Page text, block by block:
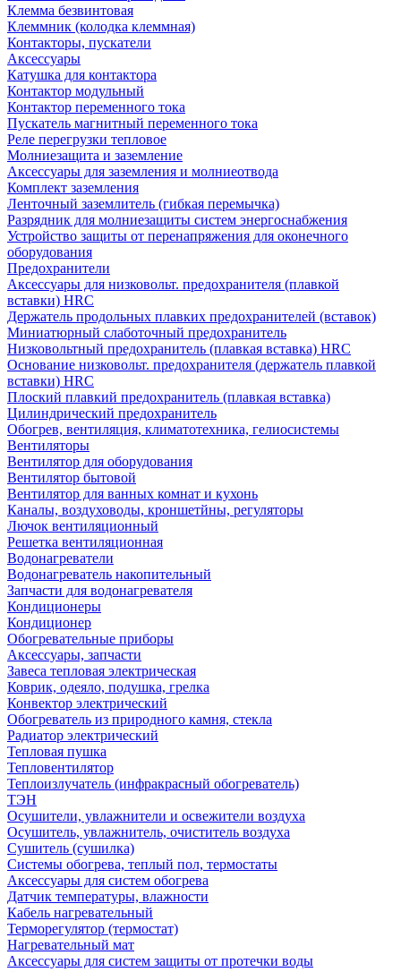
Клемма безвинтовая
Клеммник (колодка клеммная)
Контакторы, пускатели
Аксессуары
Катушка для контактора
Контактор модульный
Контактор переменного тока
Пускатель магнитный переменного тока
Реле перегрузки тепловое
Молниезащита и заземление
Аксессуары для заземления и молниеотвода
Комплект заземления
Ленточный заземлитель (гибкая перемычка)
Разрядник для молниезащиты систем энергоснабжения
Устройство защиты от перенапряжения для оконечного
оборудования
Предохранители
Аксессуары для низковольт. предохранителя (плавкой
вставки) HRC
Держатель продольных плавких предохранителей (вставок)
Миниатюрный слаботочный предохранитель
Низковольтный предохранитель (плавкая вставка) HRC
Основание низковольт. предохранителя (держатель плавкой
вставки) HRC
Плоский плавкий предохранитель (плавкая вставка)
Цилиндрический предохранитель
Обогрев, вентиляция, климатотехника, гелиосистемы
Вентиляторы
Вентилятор для оборудования
Вентилятор бытовой
Вентилятор для ванных комнат и кухонь
Каналы, воздуховоды, кроншетйны, регуляторы
Лючок вентиляционный
Решетка вентиляционная
Водонагреватели
Водонагреватель накопительный
Запчасти для водонагревателя
Кондиционеры
Кондиционер
Обогревательные приборы
Аксессуары, запчасти
Завеса тепловая электрическая
Коврик, одеяло, подушка, грелка
Конвектор электрический
Обогреватель из природного камня, стекла
Радиатор электрический
Тепловая пушка
Тепловентилятор
Теплоизлучатель (инфракрасный обогреватель)
ТЭН
Осушители, увлажнители и освежители воздуха
Осушитель, увлажнитель, очиститель воздуха
Сушитель (сушилка)
Системы обогрева, теплый пол, термостаты
Аксессуары для систем обогрева
Датчик температуры, влажности
Кабель нагревательный
Терморегулятор (термостат)
Нагревательный мат
Аксессуары для систем защиты от протечки воды